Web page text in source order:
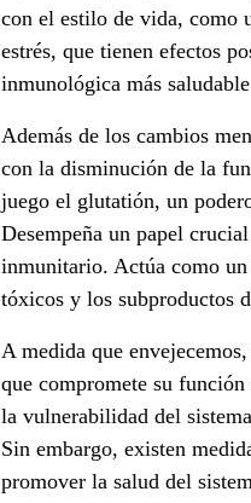
e
n
v
e
j
e
i
m
i
con el estilo de vida, como
estrés, que tienen efectos
inmunológica más
Además de los cambios
con la disminución de la
juego el glutatión, un
Desempeña un papel
inmunitario. Actúa como
tóxicos y los subproductos
A medida que
que compromete su
la vulnerabilidad del
Sin embargo, existen
promover la salud del